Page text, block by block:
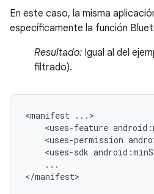
En este caso, la misma
específicamente la función
Resultado: Igual al del
filtrado).
<manifest
<uses-feature
<uses-permission
<uses-sdk
...
</manifest>